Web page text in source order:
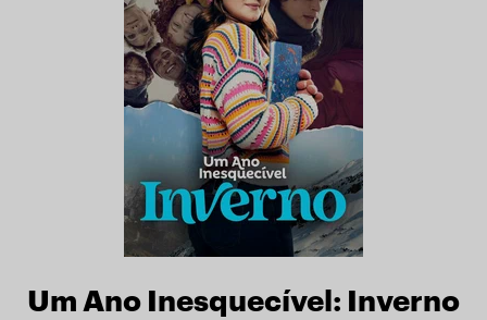
Um Ano Inesquecível: Inverno